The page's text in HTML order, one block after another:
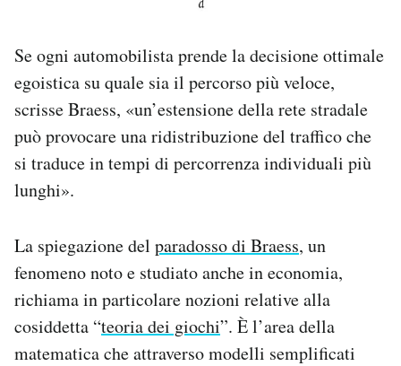
Se ogni automobilista prende la decisione ottimale
egoistica su quale sia il percorso più veloce,
scrisse Braess, «un’estensione della rete stradale
può provocare una ridistribuzione del traffico che
si traduce in tempi di percorrenza individuali più
lunghi».
La spiegazione del paradosso di Braess, un
fenomeno noto e studiato anche in economia,
richiama in particolare nozioni relative alla
cosiddetta “teoria dei giochi”. È l’area della
matematica che attraverso modelli semplificati